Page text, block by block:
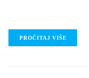
PROČITAJ VIŠE